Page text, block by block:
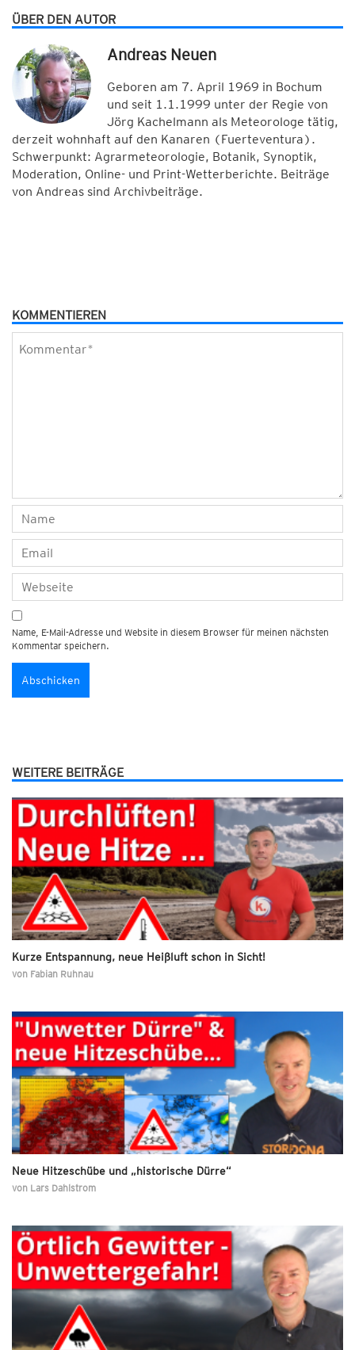
ÜBER DEN AUTOR
Andreas Neuen
Geboren am 7. April 1969 in Bochum
und seit 1.1.1999 unter der Regie von
Jörg Kachelmann als Meteorologe tätig,
derzeit wohnhaft auf den Kanaren (Fuerteventura).
Schwerpunkt: Agrarmeteorologie, Botanik, Synoptik,
Moderation, Online- und Print-Wetterberichte. Beiträge
von Andreas sind Archivbeiträge.
KOMMENTIEREN
Name, E-Mail-Adresse und Website in diesem Browser für meinen nächsten
Kommentar speichern.
WEITERE BEITRÄGE
Kurze Entspannung, neue Heißluft schon in Sicht!
von Fabian Ruhnau
Neue Hitzeschübe und „historische Dürre“
von Lars Dahlstrom